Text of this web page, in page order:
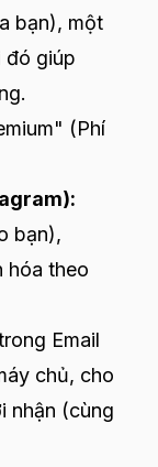
bạn), một
đó giúp
(Phí
bạn),
hóa theo
Email
chủ, cho
nhận (cùng